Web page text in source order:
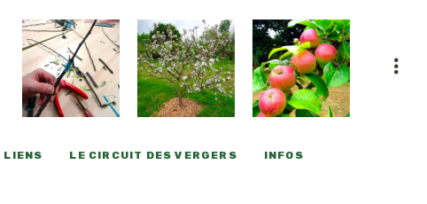
LIENS LE CIRCUIT DES VERGERS INFOS